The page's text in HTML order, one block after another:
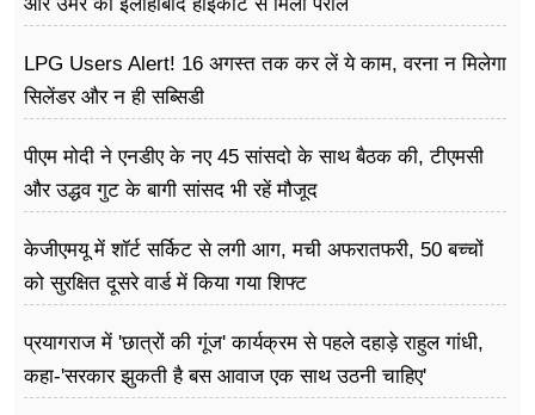
LPG Users Alert! 16 अगस्त तक कर लें ये काम, वरना न मिलेगा
सिलेंडर और न ही सब्सिडी
पीएम मोदी ने एनडीए के नए 45 सांसदो के साथ बैठक की, टीएमसी
और उद्धव गुट के बागी सांसद भी रहें मौजूद
केजीएमयू में शॉर्ट सर्किट से लगी आग, मची अफरातफरी, 50 बच्चों
को सुरक्षित दूसरे वार्ड में किया गया शिफ्ट
प्रयागराज में 'छात्रों की गूंज' कार्यक्रम से पहले दहाड़े राहुल गांधी,
कहा-'सरकार झुकती है बस आवाज एक साथ उठनी चाहिए'